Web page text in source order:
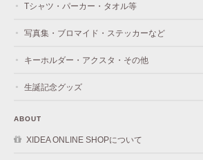
Tシャツ・パーカー・タオル等
写真集・ブロマイド・ステッカーなど
キーホルダー・アクスタ・その他
生誕記念グッズ
ABOUT
XIDEA ONLINE SHOPについて